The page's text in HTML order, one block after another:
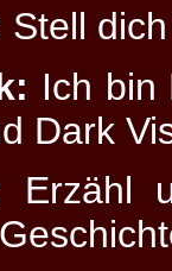
Stell
Ich bin
Dark
Erzähl